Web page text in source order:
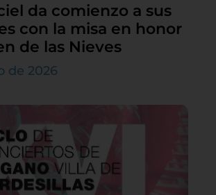
da comienzo a sus
con la misa en honor
de las Nieves
de 2026